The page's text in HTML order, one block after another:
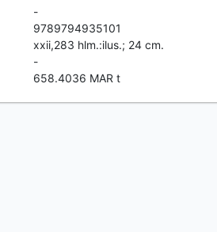
-
9789794935101
xxii,283 hlm.:ilus.; 24 cm.
-
658.4036 MAR t